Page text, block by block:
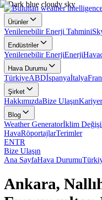
Ürünler
Yenilenebilir Enerji Tahmini
Endüstriler
Yenilenebilir EnerjiEnerji
Hava Durumu
TürkiyeABDİspanyaİtalya
Şirket
HakkımızdaBize UlaşınKariyer
Blog
Weather Generatorİklim
HavaRöportajlarTerimler
ENTR
Bize Ulaşın
Ana SayfaHava Durumu
Ankara,